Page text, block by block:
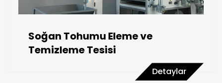
Soğan Tohumu Eleme ve
Temizleme Tesisi
Detaylar